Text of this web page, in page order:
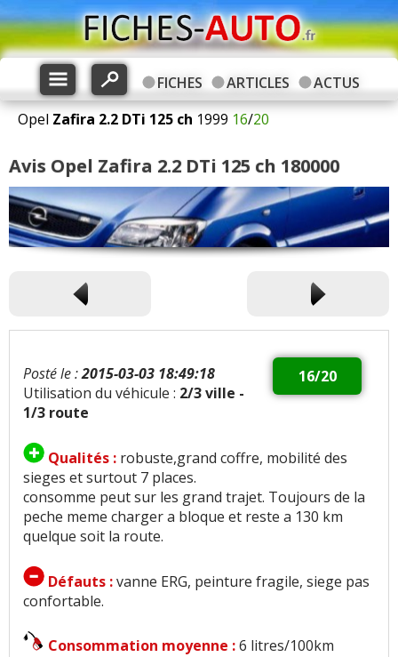
FICHES ARTICLES
ACTUS
Opel Zafira 2.2 DTi 125 ch 1999 16/20
Avis Opel Zafira 2.2 DTi 125 ch 180000
16/20
Posté le :2015-03-03 18:49:18
Utilisation du véhicule : 2/3 ville -
1/3 route
Qualités : robuste,grand coffre, mobilité des
sieges et surtout 7 places.
consomme peut sur les grand trajet. Toujours de la
peche meme charger a bloque et reste a 130 km
quelque soit la route.
Défauts :vanne ERG, peinture fragile, siege pas
confortable.
Consommation moyenne :6 litres/100km